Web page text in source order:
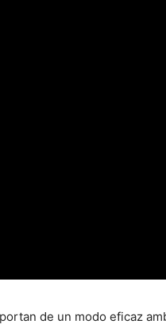
de un modo eficaz